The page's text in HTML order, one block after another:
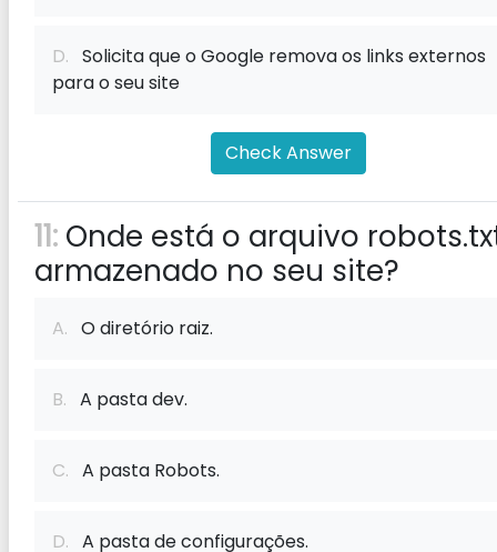
D. Solicita que o Google remova os links externos
para o seu site
Check Answer
11: Onde está o arquivo
armazenado no seu site?
A. O diretório raiz.
B. A pasta dev.
C. A pasta Robots.
D. A pasta de configurações.